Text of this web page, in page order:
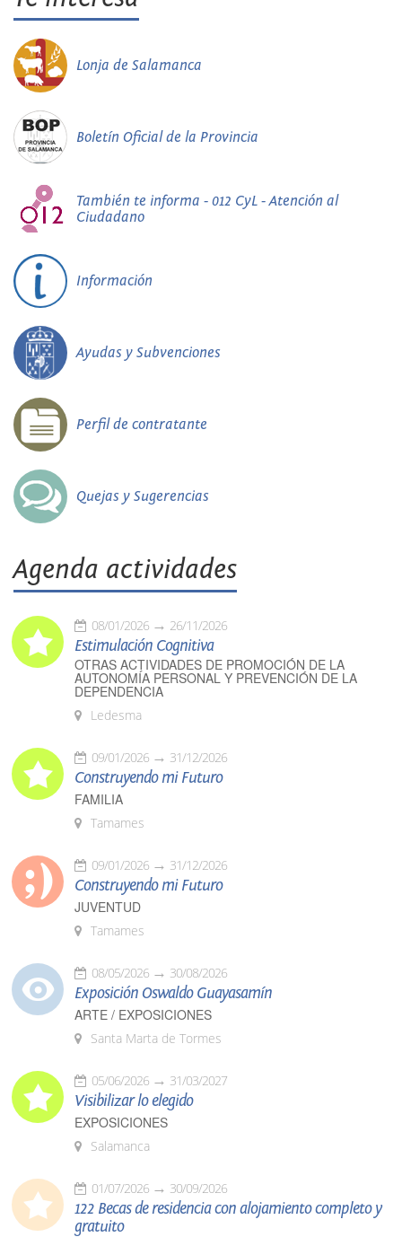
Lonja de Salamanca
Boletín Oficial de la Provincia
También te informa - 012 CyL - Atención al
Ciudadano
Información
Ayudas y Subvenciones
Perfil de contratante
Quejas y Sugerencias
Agenda actividades
08/01/2026 26/11/2026
Estimulación Cognitiva
OTRAS ACTIVIDADES DE PROMOCIÓN DE LA
AUTONOMÍA PERSONAL Y PREVENCIÓN DE LA
DEPENDENCIA
Ledesma
09/01/2026 31/12/2026
Construyendo mi Futuro
FAMILIA
Tamames
09/01/2026 31/12/2026
Construyendo mi Futuro
JUVENTUD
Tamames
08/05/2026 30/08/2026
Exposición Oswaldo Guayasamín
ARTE / EXPOSICIONES
Santa Marta de Tormes
05/06/2026 31/03/2027
Visibilizar lo elegido
EXPOSICIONES
Salamanca
01/07/2026 30/09/2026
122 Becas de residencia con alojamiento completo y
gratuito